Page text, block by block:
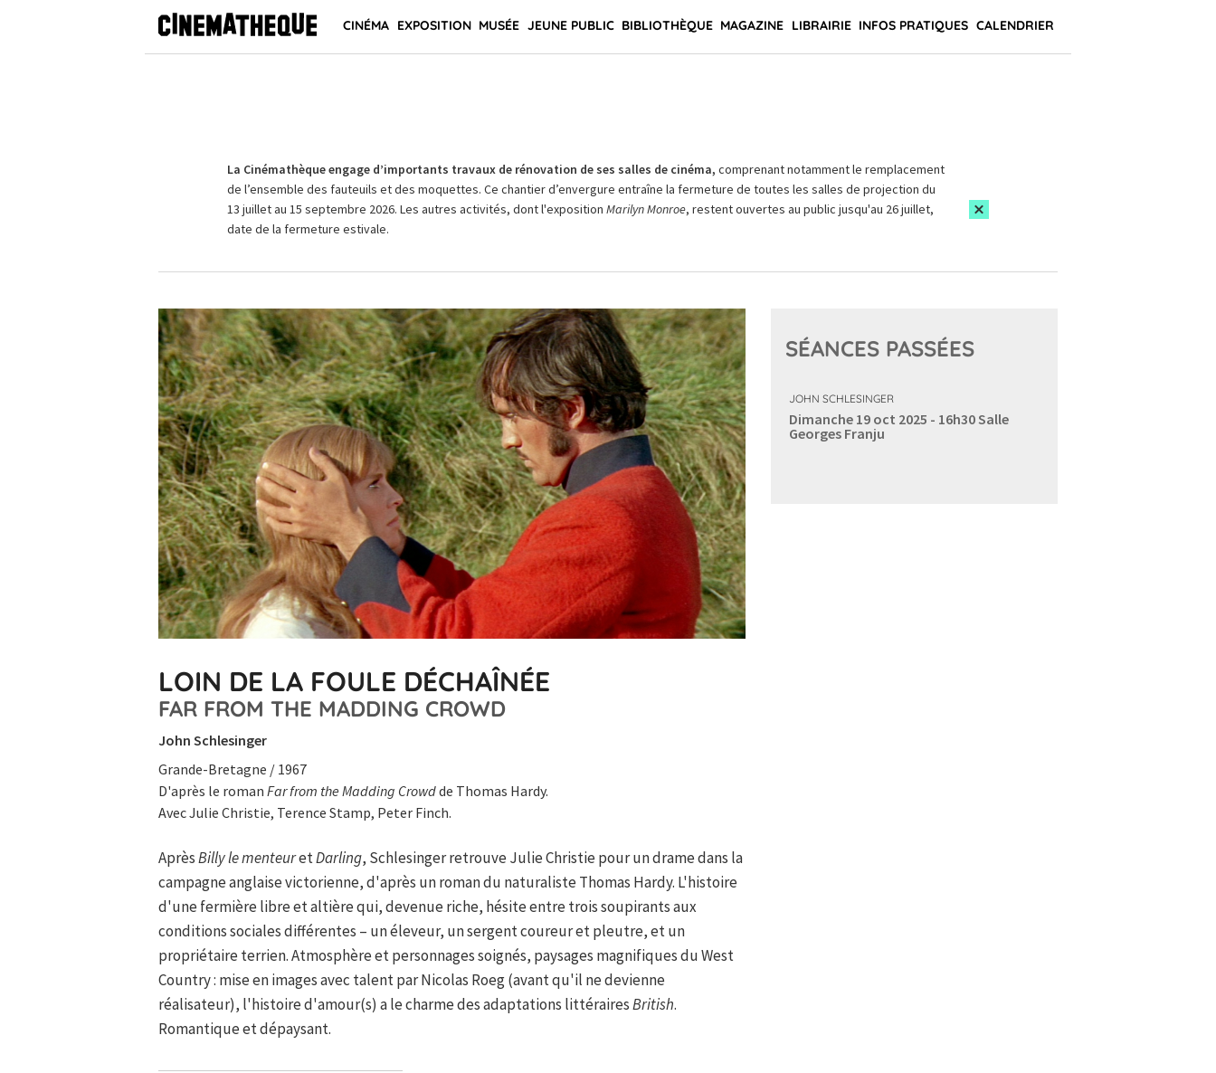
CINÉMA EXPOSITION MUSÉE JEUNE PUBLIC BIBLIOTHÈQUE MAGAZINE LIBRAIRIE INFOS PRATIQUES CALENDRIER
La Cinémathèque engage d’importants travaux de rénovation de ses salles de cinéma, comprenant notamment le remplacement
de l’ensemble des fauteuils et des moquettes. Ce chantier d’envergure entraîne la fermeture de toutes les salles de projection du
13 juillet au 15 septembre 2026. Les autres activités, dont l'exposition Marilyn Monroe, restent ouvertes au public jusqu'au 26 juillet,
date de la fermeture estivale.
LOIN DE LA FOULE DÉCHAÎNÉE
FAR FROM THE MADDING CROWD
John Schlesinger
Grande-Bretagne / 1967
D'après le roman Far from the Madding Crowdde Thomas Hardy.
Avec Julie Christie, Terence Stamp, Peter Finch.
AprèsBilly le menteuretDarling, Schlesinger retrouve Julie Christie pour un drame dans la
campagne anglaise victorienne, d'après un roman du naturaliste Thomas Hardy. L'histoire
d'une fermière libre et altière qui, devenue riche, hésite entre trois soupirants aux
conditions sociales différentes – un éleveur, un sergent coureur et pleutre, et un
propriétaire terrien. Atmosphère et personnages soignés, paysages magnifiques du West
Country : mise en images avec talent par Nicolas Roeg (avant qu'il ne devienne
réalisateur), l'histoire d'amour(s) a le charme des adaptations littérairesBritish.
Romantique et dépaysant.
SÉANCES PASSÉES
JOHN SCHLESINGER
Dimanche 19 oct 2025 - 16h30Salle
Georges Franju